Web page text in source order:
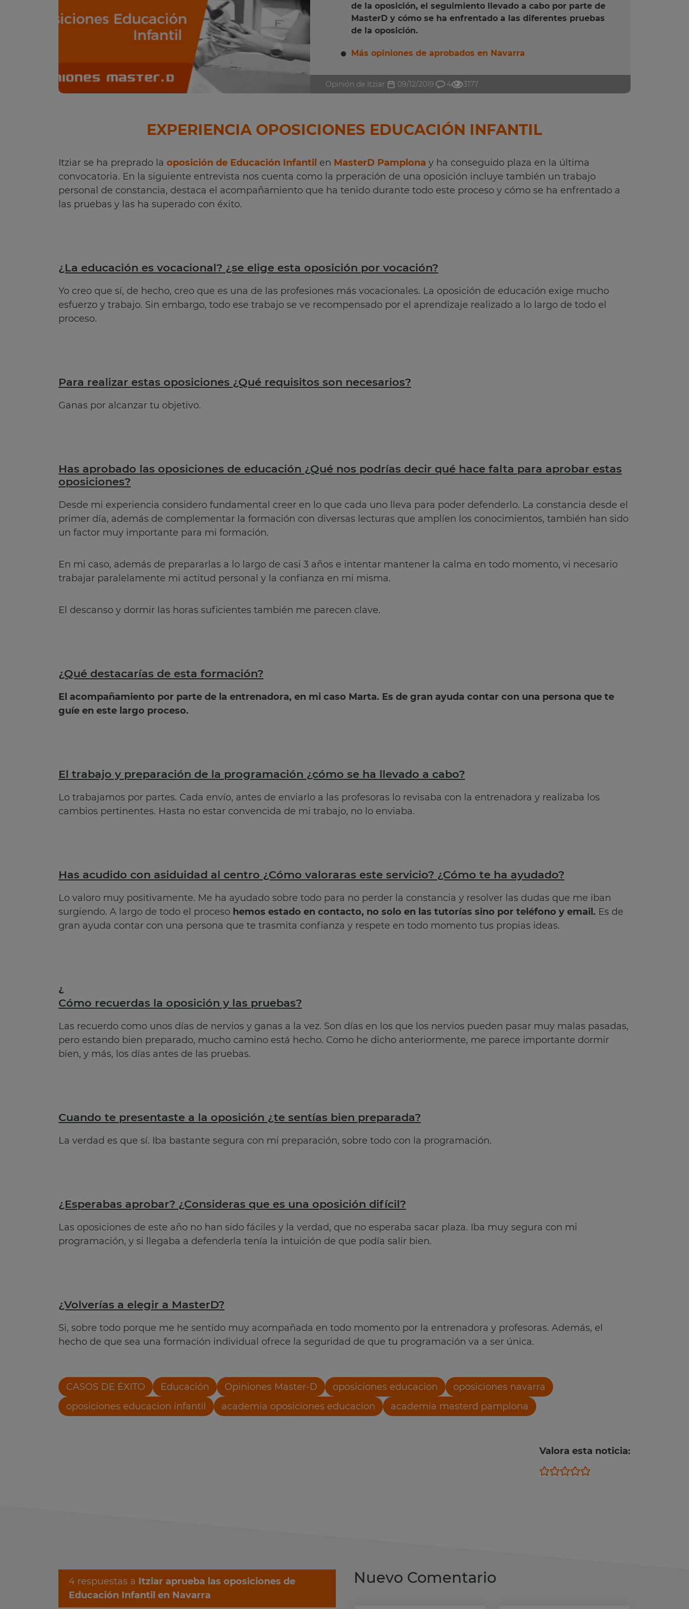
de la oposición, el seguimiento llevado a cabo por parte de
MasterD y cómo se ha enfrentado a las diferentes pruebas
de la oposición.
Más opiniones de aprobados en Navarra
Opinión de Itziar 09/12/2019 4 3177
EXPERIENCIA OPOSICIONES EDUCACIÓN INFANTIL
Itziar se ha preprado la oposición de Educación Infantil en MasterD Pamplona y ha conseguido plaza en la última
convocatoria. En la siguiente entrevista nos cuenta como la prperación de una oposición incluye también un trabajo
personal de constancia, destaca el acompañamiento que ha tenido durante todo este proceso y cómo se ha enfrentado a
las pruebas y las ha superado con éxito.
¿La educación es vocacional? ¿se elige esta oposición por vocación?
Yo creo que sí, de hecho, creo que es una de las profesiones más vocacionales. La oposición de educación exige mucho
esfuerzo y trabajo. Sin embargo, todo ese trabajo se ve recompensado por el aprendizaje realizado a lo largo de todo el
proceso.
Para realizar estas oposiciones ¿Qué requisitos son necesarios?
Ganas por alcanzar tu objetivo.
Has aprobado las oposiciones de educación ¿Qué nos podrías decir qué hace falta para aprobar estas
oposiciones?
Desde mi experiencia considero fundamental creer en lo que cada uno lleva para poder defenderlo. La constancia desde el
primer día, además de complementar la formación con diversas lecturas que amplíen los conocimientos, también han sido
un factor muy importante para mi formación.
En mi caso, además de prepararlas a lo largo de casi 3 años e intentar mantener la calma en todo momento, vi necesario
trabajar paralelamente mi actitud personal y la confianza en mi misma.
El descanso y dormir las horas suficientes también me parecen clave.
¿Qué destacarías de esta formación?
El acompañamiento por parte de la entrenadora, en mi caso Marta. Es de gran ayuda contar con una persona que te
guíe en este largo proceso.
El trabajo y preparación de la programación ¿cómo se ha llevado a cabo?
Lo trabajamos por partes. Cada envío, antes de enviarlo a las profesoras lo revisaba con la entrenadora y realizaba los
cambios pertinentes. Hasta no estar convencida de mi trabajo, no lo enviaba.
Has acudido con asiduidad al centro ¿Cómo valoraras este servicio? ¿Cómo te ha ayudado?
Lo valoro muy positivamente. Me ha ayudado sobre todo para no perder la constancia y resolver las dudas que me iban
surgiendo. A largo de todo el proceso hemos estado en contacto, no solo en las tutorías sino por teléfono y email. Es de
gran ayuda contar con una persona que te trasmita confianza y respete en todo momento tus propias ideas.
¿
Cómo recuerdas la oposición y las pruebas?
Las recuerdo como unos días de nervios y ganas a la vez. Son días en los que los nervios pueden pasar muy malas pasadas,
pero estando bien preparado, mucho camino está hecho. Como he dicho anteriormente, me parece importante dormir
bien, y más, los días antes de las pruebas.
Cuando te presentaste a la oposición ¿te sentías bien preparada?
La verdad es que sí. Iba bastante segura con mi preparación, sobre todo con la programación.
¿Esperabas aprobar? ¿Consideras que es una oposición difícil?
Las oposiciones de este año no han sido fáciles y la verdad, que no esperaba sacar plaza. Iba muy segura con mi
programación, y si llegaba a defenderla tenía la intuición de que podía salir bien.
¿Volverías a elegir a MasterD?
Si, sobre todo porque me he sentido muy acompañada en todo momento por la entrenadora y profesoras. Además, el
hecho de que sea una formación individual ofrece la seguridad de que tu programación va a ser única.
CASOS DE ÉXITO Educación Opiniones Master-D oposiciones educacion
oposiciones navarra
oposiciones educacion infantil
academia oposiciones educacion academia masterd pamplona
Valora esta noticia:
4 respuestas a Itziar aprueba las oposiciones de
Educación Infantil en Navarra
Nuevo Comentario